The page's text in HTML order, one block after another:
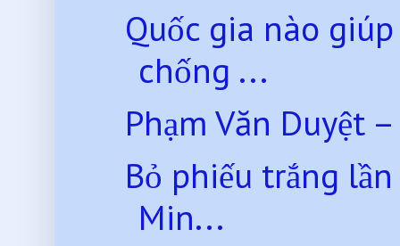
Quốc gia nào
chống ...
Phạm Văn Duyệt
Bỏ phiếu trắng
Min...